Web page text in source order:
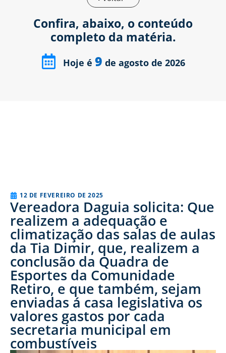
Confira, abaixo, o conteúdo
completo da matéria.
Hoje é 9 de agosto de 2026
12 DE FEVEREIRO DE 2025
Vereadora Daguia solicita: Que
realizem a adequação e
climatização das salas de aulas
da Tia Dimir, que, realizem a
conclusão da Quadra de
Esportes da Comunidade
Retiro, e que também, sejam
enviadas á casa legislativa os
valores gastos por cada
secretaria municipal em
combustíveis